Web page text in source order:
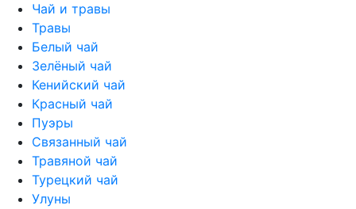
Чай и травы
Травы
Белый чай
Зелёный чай
Кенийский чай
Красный чай
Пуэры
Связанный чай
Травяной чай
Турецкий чай
Улуны